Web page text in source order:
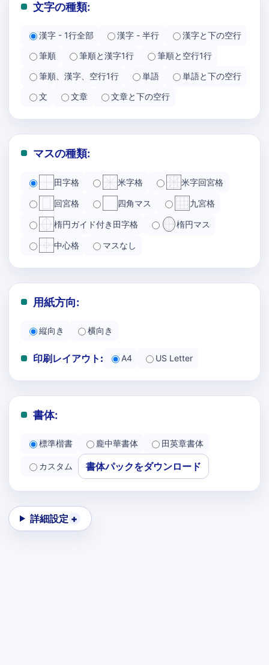
文字の種類:
漢字 - 1行全部 漢字 - 半行
漢字と下の空行
筆順
筆順と漢字1行
筆順と空行1行
筆順、漢字、空行1行
単語
単語と下の空行
文
文章 文章と下の空行
マスの種類:
田字格 米字格 米字回宮格
回宮格 四角マス 九宮格
楕円ガイド付き田字格 楕円マス
中心格 マスなし
用紙方向:
縦向き 横向き
印刷レイアウト: A4 US Letter
書体:
標準楷書 龐中華書体 田英章書体
カスタム 書体パックをダウンロード
詳細設定